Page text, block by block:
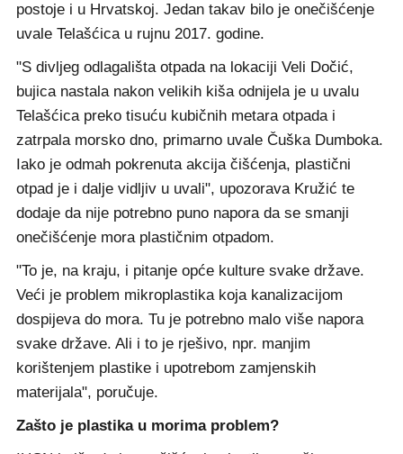
postoje i u Hrvatskoj. Jedan takav bilo je onečišćenje
uvale Telašćica u rujnu 2017. godine.
"S divljeg odlagališta otpada na lokaciji Veli Dočić,
bujica nastala nakon velikih kiša odnijela je u uvalu
Telašćica preko tisuću kubičnih metara otpada i
zatrpala morsko dno, primarno uvale Čuška Dumboka.
Iako je odmah pokrenuta akcija čišćenja, plastični
otpad je i dalje vidljiv u uvali", upozorava Kružić te
dodaje da nije potrebno puno napora da se smanji
onečišćenje mora plastičnim otpadom.
"To je, na kraju, i pitanje opće kulture svake države.
Veći je problem mikroplastika koja kanalizacijom
dospijeva do mora. Tu je potrebno malo više napora
svake države. Ali i to je rješivo, npr. manjim
korištenjem plastike i upotrebom zamjenskih
materijala", poručuje.
Zašto je plastika u morima problem?